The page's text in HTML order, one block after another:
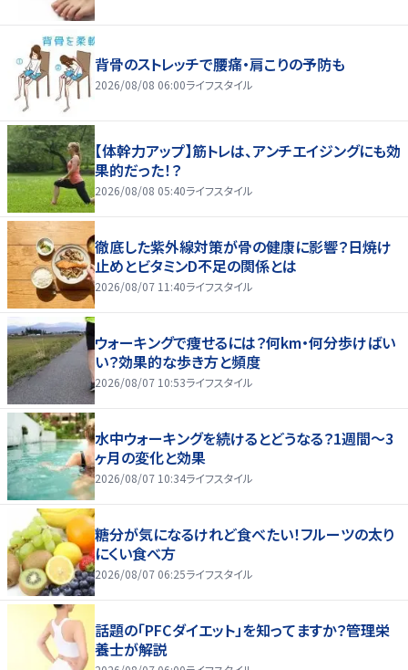
背骨のストレッチで腰痛・肩こりの予防も
2026/08/08 06:00ライフスタイル
【体幹力アップ】筋トレは、アンチエイジングにも効
果的だった！？
2026/08/08 05:40ライフスタイル
徹底した紫外線対策が骨の健康に影響？日焼け
止めとビタミンD不足の関係とは
2026/08/07 11:40ライフスタイル
ウォーキングで痩せるには？何km・何分歩けばい
い？効果的な歩き方と頻度
2026/08/07 10:53ライフスタイル
水中ウォーキングを続けるとどうなる？1週間～3
ヶ月の変化と効果
2026/08/07 10:34ライフスタイル
糖分が気になるけれど食べたい！フルーツの太り
にくい食べ方
2026/08/07 06:25ライフスタイル
話題の「PFCダイエット」を知ってますか？管理栄
養士が解説